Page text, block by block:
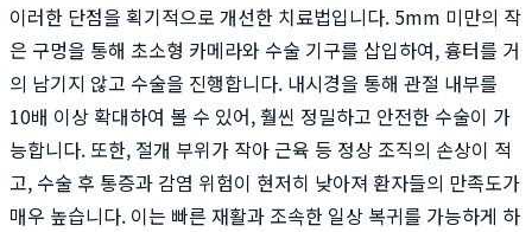
이러한 단점을 획기적으로 개선한 치료법입니다. 5mm 미만의 작
은 구멍을 통해 초소형 카메라와 수술 기구를 삽입하여, 흉터를 거
의 남기지 않고 수술을 진행합니다. 내시경을 통해 관절 내부를
10배 이상 확대하여 볼 수 있어, 훨씬 정밀하고 안전한 수술이 가
능합니다. 또한, 절개 부위가 작아 근육 등 정상 조직의 손상이 적
고, 수술 후 통증과 감염 위험이 현저히 낮아져 환자들의 만족도가
매우 높습니다. 이는 빠른 재활과 조속한 일상 복귀를 가능하게 하